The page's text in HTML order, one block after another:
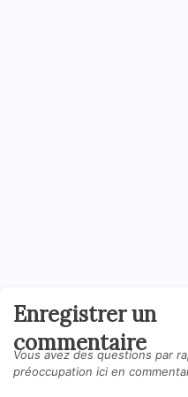
Enregistrer un
commentaire
Vous avez des questions par
préoccupation ici en